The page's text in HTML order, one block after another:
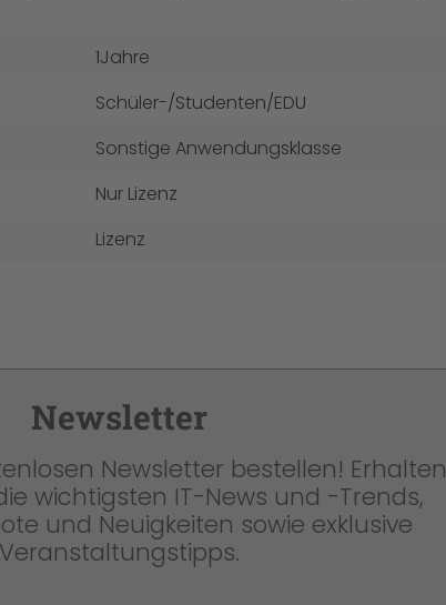
1Jahre
Schüler-/Studenten/EDU
Sonstige Anwendungsklasse
Nur Lizenz
Lizenz
Newsletter
Newsletter bestellen! Erhalten
wichtigsten IT-News und -Trends,
und Neuigkeiten sowie exklusive
Veranstaltungstipps.